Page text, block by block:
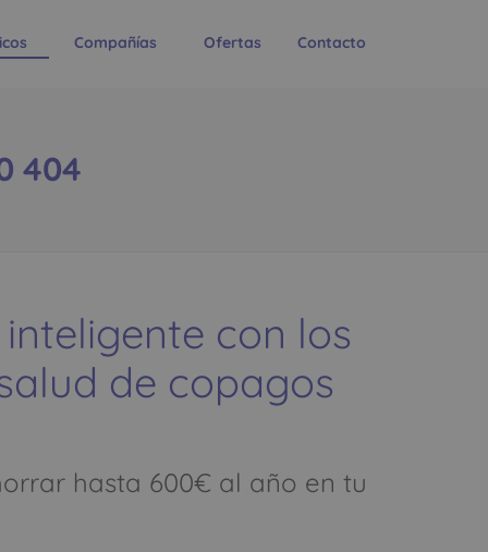
Compañías Ofertas Contacto
404
con los
de copagos
hasta 600€ al año en tu